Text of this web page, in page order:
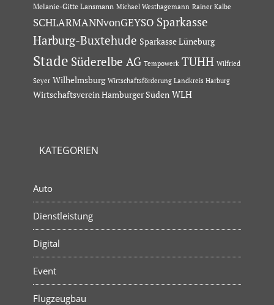
Melanie-Gitte Lansmann Michael Westhagemann Rainer Kalbe
SCHLARMANNvonGEYSO Sparkasse
Harburg-Buxtehude Sparkasse Lüneburg
Stade Süderelbe AG Tempowerk TUHH Wilfried
Seyer Wilhelmsburg Wirtschaftsförderung Landkreis Harburg
Wirtschaftsverein Hamburger Süden WLH
KATEGORIEN
Auto
Dienstleistung
Digital
Event
Flugzeugbau